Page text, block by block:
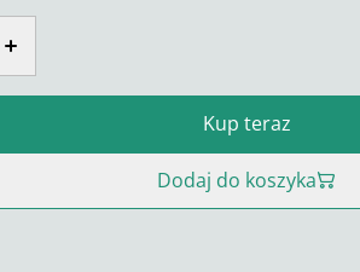
Kup teraz
Dodaj do koszyka